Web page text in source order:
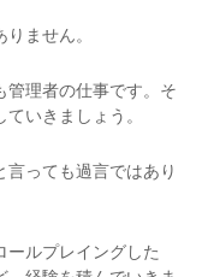
ません。
管理者の仕事です。そ
いきましょう。
っても過言ではあり
ールプレイングした